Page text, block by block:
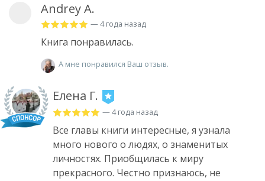
Andrey A.
— 4 года назад
Книга понравилась.
А мне понравился Ваш отзыв.
Елена Г.
— 4 года назад
Все главы книги интересные, я узнала
много нового о людях, о знаменитых
личностях. Приобщилась к миру
прекрасного. Честно признаюсь, не